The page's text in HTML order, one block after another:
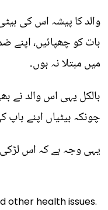
والد کا پیشہ اس کی
بات کو چھپائیں،
میں مبتلا نہ ہوں۔
بالکل یہی اس والد نے
چونکہ بیٹیاں اپنے
یہی وجہ ہے کہ اس لڑکی
other health issues.